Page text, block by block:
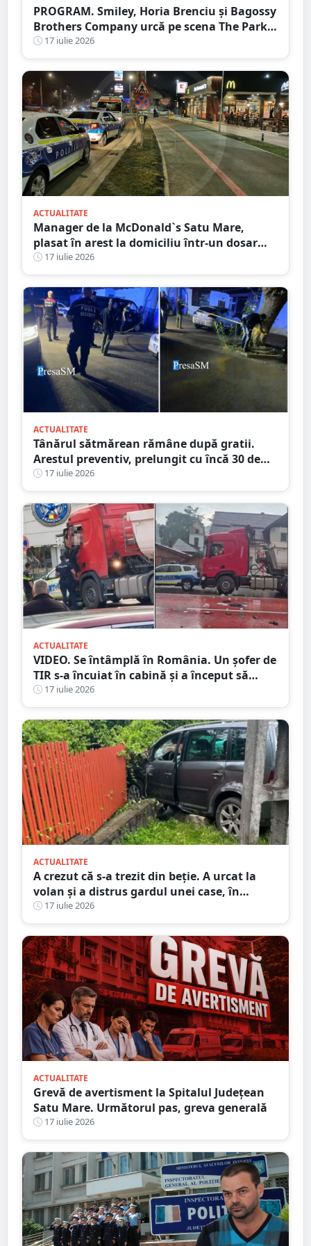
PROGRAM. Smiley, Horia Brenciu și Bagossy
Brothers Company urcă pe scena The Park
Festival. Trei zile de concerte la Carei
17 iulie 2026
ACTUALITATE
Manager de la McDonald`s Satu Mare,
plasat în arest la domiciliu într-un dosar
DIICOT de trafic de droguri
17 iulie 2026
ACTUALITATE
Tânărul sătmărean rămâne după gratii.
Arestul preventiv, prelungit cu încă 30 de
zile în dosarul morții de la Ștrandul Satu
Mare
17 iulie 2026
ACTUALITATE
VIDEO. Se întâmplă în România. Un șofer de
TIR s-a încuiat în cabină și a început să
arunce cu obiecte în trecători. Au intervenit
mascații
17 iulie 2026
ACTUALITATE
A crezut că s-a trezit din beție. A urcat la
volan și a distrus gardul unei case, în
județul Satu Mare
17 iulie 2026
ACTUALITATE
Grevă de avertisment la Spitalul Județean
Satu Mare. Următorul pas, greva generală
17 iulie 2026